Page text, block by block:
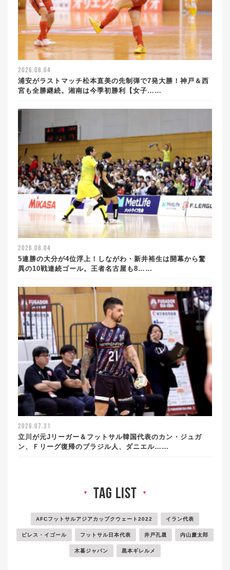
2026.08.04
浦安がラストマッチ松本直美の先制弾で7発大勝！神戸＆西
宮も全勝継続。湘南は今季初勝利【女子……
2026.08.04
5連勝の大分が4位浮上！しながわ・新井裕生は開幕から驚
異の10戦連続ゴール。王者名古屋も8……
2026.07.31
立川が元Jリーガー＆フットサル韓国代表のカン・ジュガ
ン、Ｆリーグ復帰のブラジル人、ダニエル……
▼ tag list ▼
AFCフットサルアジアカップクウェート2022 イラン代表
ピレス・イゴール フットサル日本代表 井戸孔晟 内山慶太郎
木暮ジャパン 黒本ギレルメ